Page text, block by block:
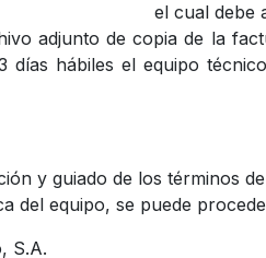
el cual debe
adjunto de copia de la
hábiles el equipo
y guiado de los términos
del equipo, se puede
S.A.